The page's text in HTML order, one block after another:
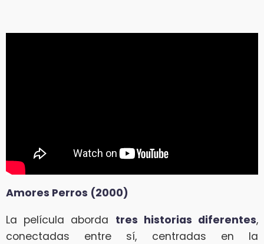
Amores Perros (2000)
La película aborda tres historias diferentes,
conectadas entre sí, centradas en la